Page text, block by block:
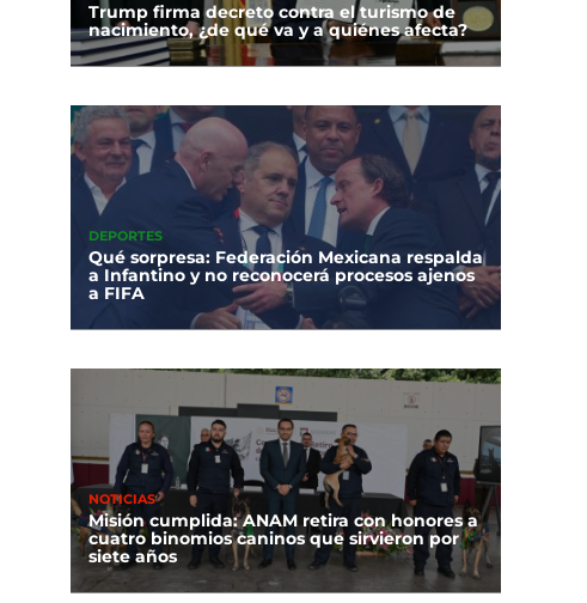
Trump firma decreto contra el turismo de
nacimiento, ¿de qué va y a quiénes afecta?
DEPORTES
Qué sorpresa: Federación Mexicana respalda
a Infantino y no reconocerá procesos ajenos
a FIFA
NOTICIAS
Misión cumplida: ANAM retira con honores a
cuatro binomios caninos que sirvieron por
siete años